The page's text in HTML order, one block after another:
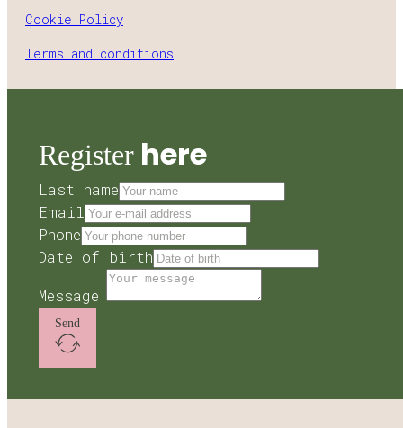
Cookie Policy
Terms and conditions
Register here
Last name
Email
Phone
Date of birth
Message
Send